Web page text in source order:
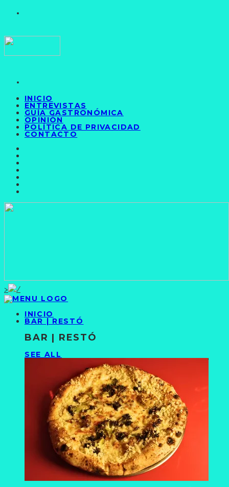
INICIO
ENTREVISTAS
GUÍA GASTRONÓMICA
OPINIÓN
POLÍTICA DE PRIVACIDAD
CONTACTO
>
INICIO
BAR | RESTÓ
BAR | RESTÓ
SEE ALL